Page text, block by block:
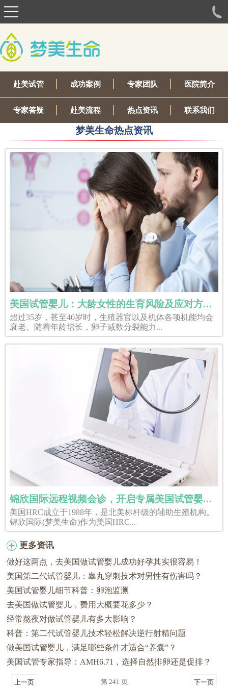
赴美试管 成功案例 专家团队 医院简介
专家答疑 赴美流程 热点资讯 联系我们
梦美生命热点资讯
美国试管婴儿：大龄女性的生育风险及应对方法是什么？
超过35岁，甚至40岁时，生殖器官以及机体各项机能均会
衰老。随着年龄增长，卵子减数分裂能力...
锦欣国际远程视频会诊，开启专属美国试管婴儿好孕之旅
美国HRC成立于1988年，是北美标杆级的辅助生殖机构。
锦欣国际(梦美生命)作为美国HRC...
更多资讯
做好这两点，去美国做试管婴儿成功好孕其实很容易！
美国第二代试管婴儿：睾丸穿刺技术对男性有伤害吗？
美国试管婴儿细节科普：卵泡监测
去美国做试管婴儿，费用大概要花多少？
经常熬夜对做试管婴儿有多大影响？
科普：第二代试管婴儿技术轻松解决逆行射精问题
做美国试管婴儿，满足哪些条件才适合“养囊”？
美国试管专家指导：AMH6.71，选择自然排卵还是促排？
上一页 第 241 页 下一页